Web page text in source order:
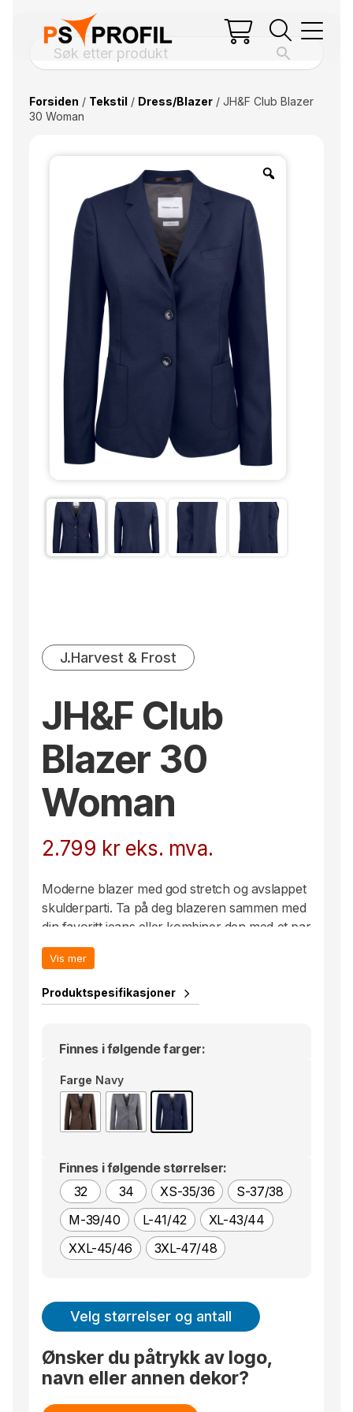
Forsiden / Tekstil / Dress/Blazer/ JH&F Club Blazer
30 Woman
J.Harvest & Frost
JH&F Club
Blazer 30
Woman
2.799 kr eks. mva.
Moderne blazer med god stretch og avslappet
skulderparti. Ta på deg blazeren sammen med
din favoritt jeans eller kombiner den med et par
grå klassiske bukser for et mer formelt uttrykk.
Vis mer
Produktspesifikasjoner
Finnes i følgende farger:
Farge Navy
Finnes i følgende størrelser:
32
34 XS-35/36
S-37/38
M-39/40
L-41/42
XL-43/44
XXL-45/46
3XL-47/48
Velg størrelser og antall
Ønsker du påtrykk av logo,
navn eller annen dekor?